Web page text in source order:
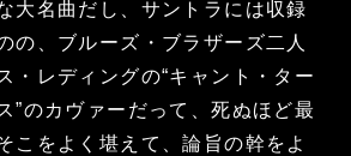
大名曲だし、サントラには収録
の、ブルーズ・ブラザーズ二人
・レディングの“キャント・ター
”のカヴァーだって、死ぬほど最
こをよく堪えて、論旨の幹をよ